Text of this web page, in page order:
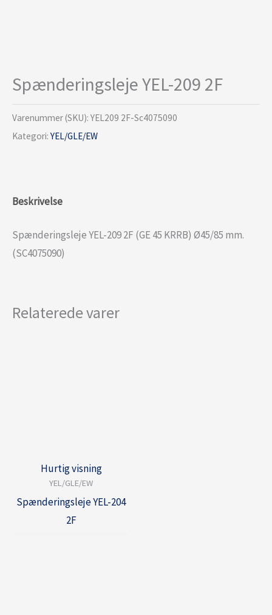
Spænderingsleje YEL-209 2F
Varenummer (SKU): YEL209 2F-Sc4075090
Kategori: YEL/GLE/EW
Beskrivelse
Spænderingsleje YEL-209 2F (GE 45 KRRB) Ø45/85 mm.
(SC4075090)
Relaterede varer
Hurtig visning
YEL/GLE/EW
Spænderingsleje YEL-204
2F